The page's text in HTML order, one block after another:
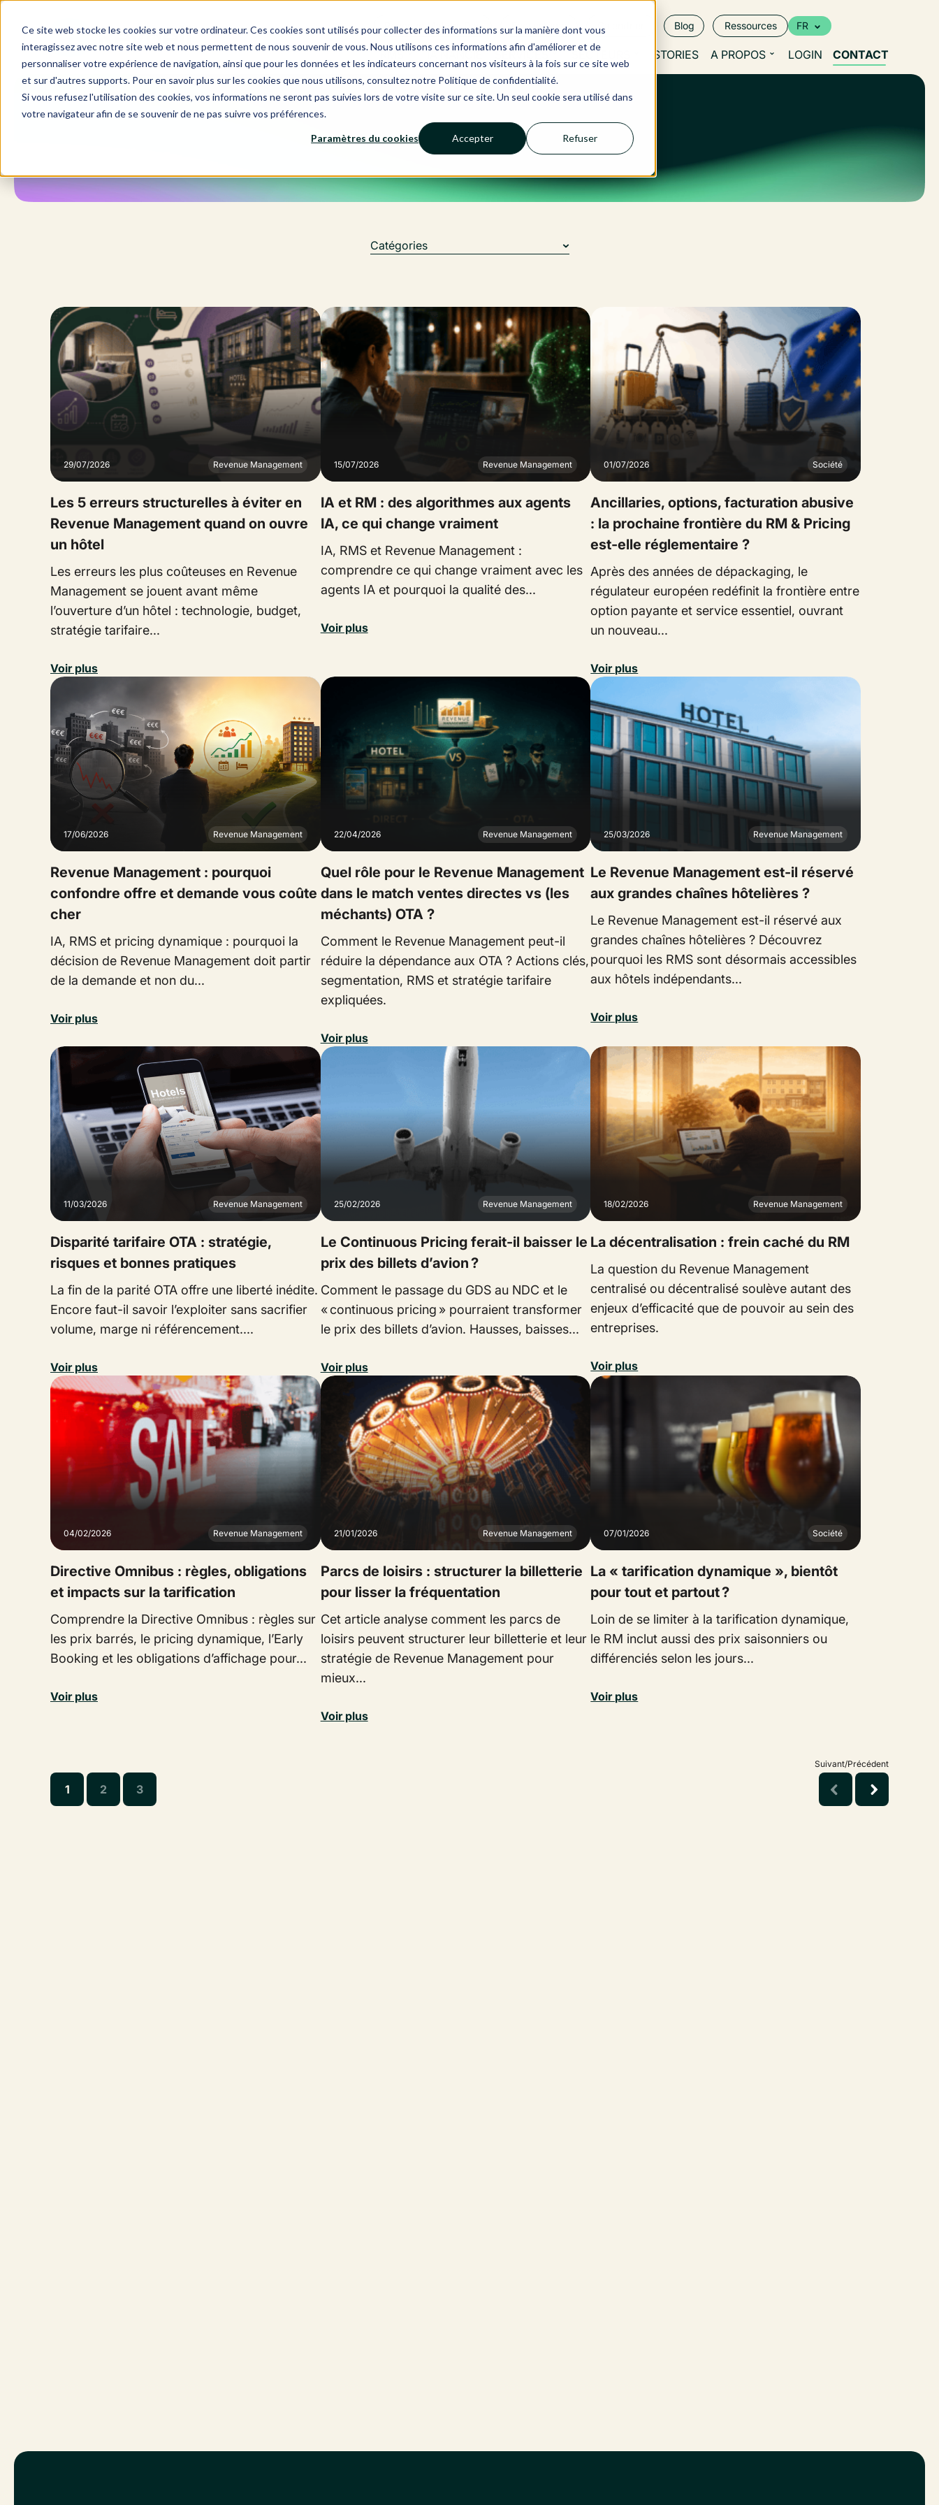
Ce site web stocke les cookies sur votre ordinateur. Ces cookies sont utilisés pour collecter des informations sur la manière dont vous
interagissez avec notre site web et nous permettent de nous souvenir de vous. Nous utilisons ces informations afin d'améliorer et de
personnaliser votre expérience de navigation, ainsi que pour les données et les indicateurs concernant nos visiteurs à la fois sur ce site web
et sur d'autres supports. Pour en savoir plus sur les cookies que nous utilisons, consultez notre Politique de confidentialité.
Si vous refusez l'utilisation des cookies, vos informations ne seront pas suivies lors de votre visite sur ce site. Un seul cookie sera utilisé dans
votre navigateur afin de se souvenir de ne pas suivre vos préférences.
Paramètres du cookies Accepter Refuser
Aller
contenu
Revenue Makers Day Ecosystème Blog Ressources FR
RMS IA NANCIE SERVICES SECTEURS STORIES A PROPOS LOGIN CONTACT
Catégories
29/07/2026 Revenue Management
Les 5 erreurs structurelles à éviter en
Revenue Management quand on ouvre
un hôtel
Les erreurs les plus coûteuses en Revenue
Management se jouent avant même
l’ouverture d’un hôtel : technologie, budget,
stratégie tarifaire...
Voir plus
15/07/2026 Revenue Management
IA et RM : des algorithmes aux agents
IA, ce qui change vraiment
IA, RMS et Revenue Management :
comprendre ce qui change vraiment avec les
agents IA et pourquoi la qualité des...
Voir plus
01/07/2026 Société
Ancillaries, options, facturation abusive
: la prochaine frontière du RM & Pricing
est-elle réglementaire ?
Après des années de dépackaging, le
régulateur européen redéfinit la frontière entre
option payante et service essentiel, ouvrant
un nouveau...
Voir plus
17/06/2026 Revenue Management
Revenue Management : pourquoi
confondre offre et demande vous coûte
cher
IA, RMS et pricing dynamique : pourquoi la
décision de Revenue Management doit partir
de la demande et non du...
Voir plus
22/04/2026 Revenue Management
Quel rôle pour le Revenue Management
dans le match ventes directes vs (les
méchants) OTA ?
Comment le Revenue Management peut-il
réduire la dépendance aux OTA ? Actions clés,
segmentation, RMS et stratégie tarifaire
expliquées.
Voir plus
25/03/2026 Revenue Management
Le Revenue Management est-il réservé
aux grandes chaînes hôtelières ?
Le Revenue Management est-il réservé aux
grandes chaînes hôtelières ? Découvrez
pourquoi les RMS sont désormais accessibles
aux hôtels indépendants...
Voir plus
11/03/2026 Revenue Management
Disparité tarifaire OTA : stratégie,
risques et bonnes pratiques
La fin de la parité OTA offre une liberté inédite.
Encore faut-il savoir l’exploiter sans sacrifier
volume, marge ni référencement....
Voir plus
25/02/2026 Revenue Management
Le Continuous Pricing ferait-il baisser le
prix des billets d’avion ?
Comment le passage du GDS au NDC et le
« continuous pricing » pourraient transformer
le prix des billets d’avion. Hausses, baisses...
Voir plus
18/02/2026 Revenue Management
La décentralisation : frein caché du RM
La question du Revenue Management
centralisé ou décentralisé soulève autant des
enjeux d’efficacité que de pouvoir au sein des
entreprises.
Voir plus
04/02/2026 Revenue Management
Directive Omnibus : règles, obligations
et impacts sur la tarification
Comprendre la Directive Omnibus : règles sur
les prix barrés, le pricing dynamique, l’Early
Booking et les obligations d’affichage pour...
Voir plus
21/01/2026 Revenue Management
Parcs de loisirs : structurer la billetterie
pour lisser la fréquentation
Cet article analyse comment les parcs de
loisirs peuvent structurer leur billetterie et leur
stratégie de Revenue Management pour
mieux...
Voir plus
07/01/2026 Société
La « tarification dynamique », bientôt
pour tout et partout ?
Loin de se limiter à la tarification dynamique,
le RM inclut aussi des prix saisonniers ou
différenciés selon les jours...
Voir plus
Suivant/Précédent
1 2 3